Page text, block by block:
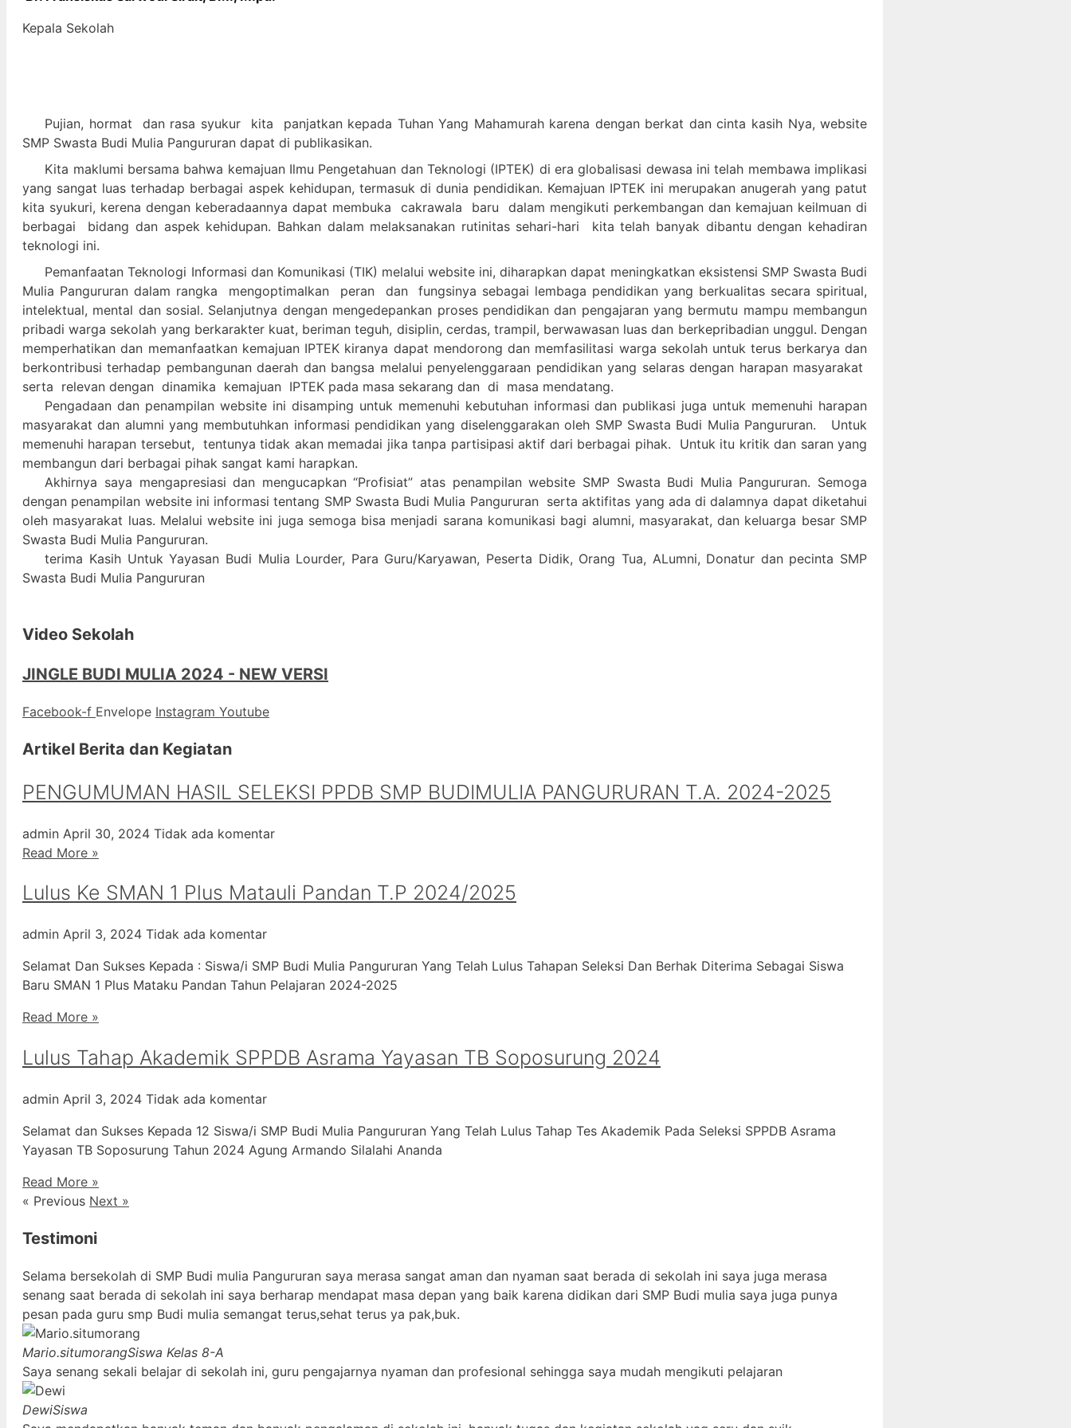
Kepala Sekolah
Pujian, hormat dan rasa syukur kita panjatkan kepada Tuhan Yang Mahamurah karena dengan berkat dan cinta kasih Nya, website
SMP Swasta Budi Mulia Pangururan dapat di publikasikan.
Kita maklumi bersama bahwa kemajuan Ilmu Pengetahuan dan Teknologi (IPTEK) di era globalisasi dewasa ini telah membawa implikasi
yang sangat luas terhadap berbagai aspek kehidupan, termasuk di dunia pendidikan. Kemajuan IPTEK ini merupakan anugerah yang patut
kita syukuri, kerena dengan keberadaannya dapat membuka cakrawala baru dalam mengikuti perkembangan dan kemajuan keilmuan di
berbagai bidang dan aspek kehidupan. Bahkan dalam melaksanakan rutinitas sehari-hari kita telah banyak dibantu dengan kehadiran
teknologi ini.
Pemanfaatan Teknologi Informasi dan Komunikasi (TIK) melalui website ini, diharapkan dapat meningkatkan eksistensi SMP Swasta Budi
Mulia Pangururan dalam rangka mengoptimalkan peran dan fungsinya sebagai lembaga pendidikan yang berkualitas secara spiritual,
intelektual, mental dan sosial. Selanjutnya dengan mengedepankan proses pendidikan dan pengajaran yang bermutu mampu membangun
pribadi warga sekolah yang berkarakter kuat, beriman teguh, disiplin, cerdas, trampil, berwawasan luas dan berkepribadian unggul. Dengan
memperhatikan dan memanfaatkan kemajuan IPTEK kiranya dapat mendorong dan memfasilitasi warga sekolah untuk terus berkarya dan
berkontribusi terhadap pembangunan daerah dan bangsa melalui penyelenggaraan pendidikan yang selaras dengan harapan masyarakat
serta relevan dengan dinamika kemajuan IPTEK pada masa sekarang dan di masa mendatang.
Pengadaan dan penampilan website ini disamping untuk memenuhi kebutuhan informasi dan publikasi juga untuk memenuhi harapan
masyarakat dan alumni yang membutuhkan informasi pendidikan yang diselenggarakan oleh SMP Swasta Budi Mulia Pangururan. Untuk
memenuhi harapan tersebut, tentunya tidak akan memadai jika tanpa partisipasi aktif dari berbagai pihak. Untuk itu kritik dan saran yang
membangun dari berbagai pihak sangat kami harapkan.
Akhirnya saya mengapresiasi dan mengucapkan “Profisiat” atas penampilan website SMP Swasta Budi Mulia Pangururan. Semoga
dengan penampilan website ini informasi tentang SMP Swasta Budi Mulia Pangururan serta aktifitas yang ada di dalamnya dapat diketahui
oleh masyarakat luas. Melalui website ini juga semoga bisa menjadi sarana komunikasi bagi alumni, masyarakat, dan keluarga besar SMP
Swasta Budi Mulia Pangururan.
terima Kasih Untuk Yayasan Budi Mulia Lourder, Para Guru/Karyawan, Peserta Didik, Orang Tua, ALumni, Donatur dan pecinta SMP
Swasta Budi Mulia Pangururan
Video Sekolah
JINGLE BUDI MULIA 2024 - NEW VERSI
Facebook-f Envelope Instagram Youtube
Artikel Berita dan Kegiatan
PENGUMUMAN HASIL SELEKSI PPDB SMP BUDIMULIA PANGURURAN T.A. 2024-2025
admin April 30, 2024 Tidak ada komentar
Read More »
Lulus Ke SMAN 1 Plus Matauli Pandan T.P 2024/2025
admin April 3, 2024 Tidak ada komentar
Selamat Dan Sukses Kepada : Siswa/i SMP Budi Mulia Pangururan Yang Telah Lulus Tahapan Seleksi Dan Berhak Diterima Sebagai Siswa
Baru SMAN 1 Plus Mataku Pandan Tahun Pelajaran 2024-2025
Read More »
Lulus Tahap Akademik SPPDB Asrama Yayasan TB Soposurung 2024
admin April 3, 2024 Tidak ada komentar
Selamat dan Sukses Kepada 12 Siswa/i SMP Budi Mulia Pangururan Yang Telah Lulus Tahap Tes Akademik Pada Seleksi SPPDB Asrama
Yayasan TB Soposurung Tahun 2024 Agung Armando Silalahi ⁠Ananda
Read More »
« Previous Next »
Testimoni
Selama bersekolah di SMP Budi mulia Pangururan saya merasa sangat aman dan nyaman saat berada di sekolah ini saya juga merasa
senang saat berada di sekolah ini saya berharap mendapat masa depan yang baik karena didikan dari SMP Budi mulia saya juga punya
pesan pada guru smp Budi mulia semangat terus,sehat terus ya pak,buk.
Mario.situmorangSiswa Kelas 8-A
Saya senang sekali belajar di sekolah ini, guru pengajarnya nyaman dan profesional sehingga saya mudah mengikuti pelajaran
DewiSiswa